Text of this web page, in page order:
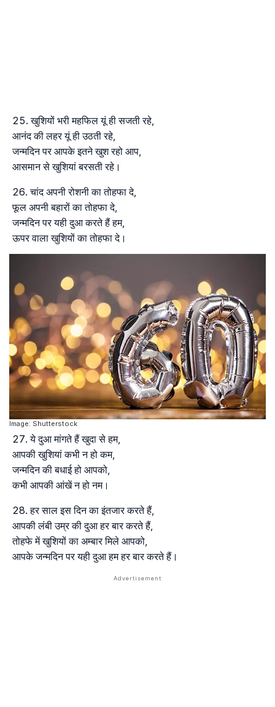
खुशियों भरी महफिल यूं ही सजती रहे,
आनंद की लहर यूं ही उठती रहे,
जन्मदिन पर आपके इतने खुश रहो आप,
आसमान से खुशियां बरसती रहे।
चांद अपनी रोशनी का तोहफा दे,
फूल अपनी बहारों का तोहफा दे,
जन्मदिन पर यही दुआ करते हैं हम,
ऊपर वाला खुशियों का तोहफा दे।
Image: Shutterstock
ये दुआ मांगते हैं खुदा से हम,
आपकी खुशियां कभी न हो कम,
जन्मदिन की बधाई हो आपको,
कभी आपकी आंखें न हो नम।
हर साल इस दिन का इंतजार करते हैं,
आपकी लंबी उम्र की दुआ हर बार करते हैं,
तोहफे में खुशियों का अम्बार मिले आपको,
आपके जन्मदिन पर यही दुआ हम हर बार करते हैं।